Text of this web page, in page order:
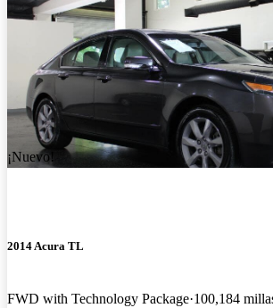
¡Nuevo!
2014 Acura TL
FWD with Technology Package 100,184